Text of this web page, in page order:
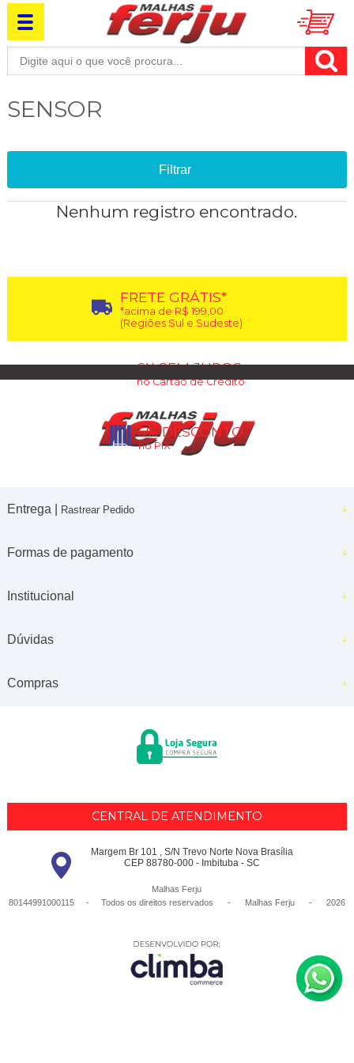
SENSOR
Filtrar
Nenhum registro encontrado.
FRETE GRÁTIS*
*acima de R$ 199,00
(Regiões Sul e Sudeste)
6X SEM JUROS
no Cartão de Crédito
5% DESCONTO
no PIX
Entrega | Rastrear Pedido
Formas de pagamento
Institucional
Dúvidas
Compras
CENTRAL DE ATENDIMENTO
Margem Br 101 , S/N Trevo Norte Nova Brasília
CEP 88780-000 - Imbituba - SC
Malhas Ferju
80144991000115 - Todos os direitos reservados
- Malhas Ferju - 2026